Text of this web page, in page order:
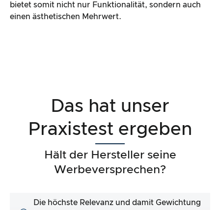
bietet somit nicht nur Funktionalität, sondern auch
einen ästhetischen Mehrwert.
Das hat unser
Praxistest ergeben
Hält der Hersteller seine
Werbeversprechen?
Die höchste Relevanz und damit Gewichtung